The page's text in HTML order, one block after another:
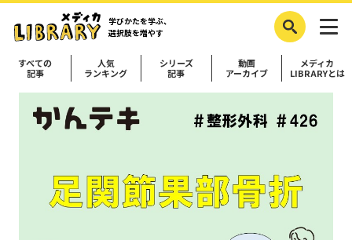
学びかたを学ぶ、
選択肢を増やす
すべての
記事
人気
ランキング
シリーズ
記事
動画
アーカイブ
メディカ
LIBRARYとは